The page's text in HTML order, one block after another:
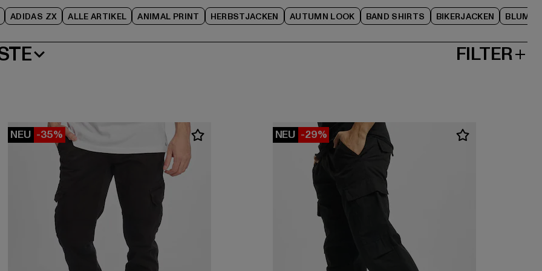
ADIDAS ZX ALLE ARTIKEL ANIMAL PRINT HERBSTJACKEN AUTUMN LOOK BAND SHIRTS BIKERJACKEN
FILTER
NEU -35% NEU -29%